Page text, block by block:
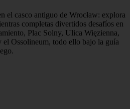
el casco antiguo de Wrocław: explora
completas divertidos desafíos en
Plac Solny, Ulica Więzienna,
el Ossolineum, todo ello bajo la guía